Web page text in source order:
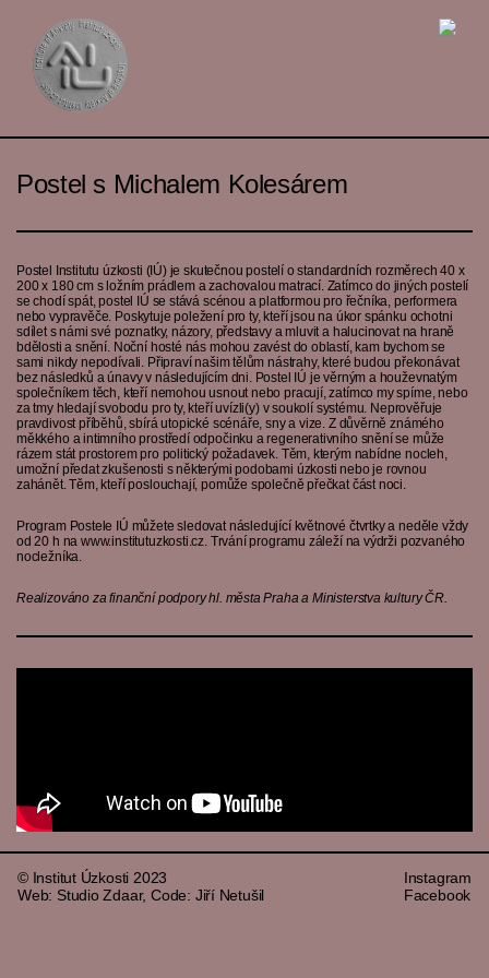
Postel s Michalem Kolesárem
Postel Institutu úzkosti (IÚ) je skutečnou postelí o standardních rozměrech 40 x
200 x 180 cm s ložním prádlem a zachovalou matrací. Zatímco do jiných postelí
se chodí spát, postel IÚ se stává scénou a platformou pro řečníka, performera
nebo vypravěče. Poskytuje poležení pro ty, kteří jsou na úkor spánku ochotni
sdílet s námi své poznatky, názory, představy a mluvit a halucinovat na hraně
bdělosti a snění. Noční hosté nás mohou zavést do oblastí, kam bychom se
sami nikdy nepodívali. Připraví našim tělům nástrahy, které budou překonávat
bez následků a únavy v následujícím dni. Postel IÚ je věrným a houževnatým
společníkem těch, kteří nemohou usnout nebo pracují, zatímco my spíme, nebo
za tmy hledají svobodu pro ty, kteří uvízli(y) v soukolí systému. Neprověřuje
pravdivost příběhů, sbírá utopické scénáře, sny a vize. Z důvěrně známého
měkkého a intimního prostředí odpočinku a regenerativního snění se může
rázem stát prostorem pro politický požadavek. Těm, kterým nabídne nocleh,
umožní předat zkušenosti s některými podobami úzkosti nebo je rovnou
zahánět. Těm, kteří poslouchají, pomůže společně přečkat část noci.
Program Postele IÚ můžete sledovat následující květnové čtvrtky a neděle vždy
od 20 h na www.institutuzkosti.cz. Trvání programu záleží na výdrži pozvaného
nocležníka.
Realizováno za finanční podpory hl. města Praha a Ministerstva kultury ČR.
© Institut Úzkosti 2023
Web: Studio Zdaar, Code: Jiří Netušil
Instagram
Facebook